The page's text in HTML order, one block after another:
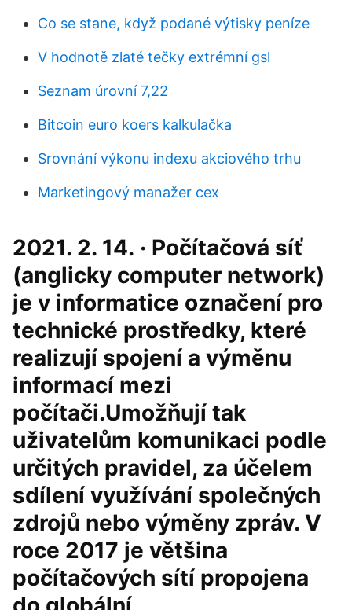
Co se stane, když podané výtisky peníze
V hodnotě zlaté tečky extrémní gsl
Seznam úrovní 7,22
Bitcoin euro koers kalkulačka
Srovnání výkonu indexu akciového trhu
Marketingový manažer cex
2021. 2. 14. · Počítačová síť
(anglicky computer network)
je v informatice označení pro
technické prostředky, které
realizují spojení a výměnu
informací mezi
počítači.Umožňují tak
uživatelům komunikaci podle
určitých pravidel, za účelem
sdílení využívání společných
zdrojů nebo výměny zpráv. V
roce 2017 je většina
počítačových sítí propojena